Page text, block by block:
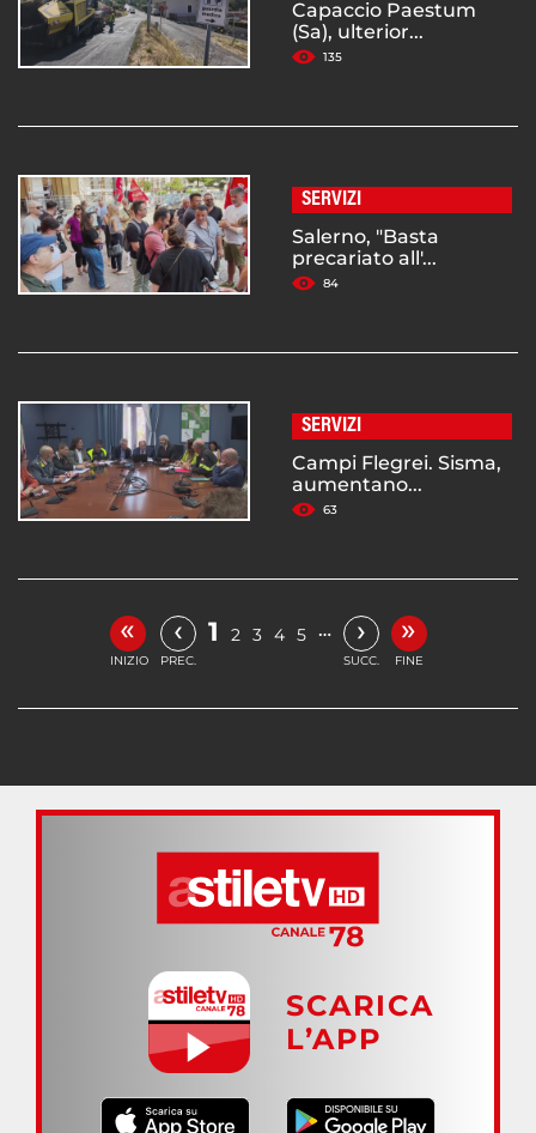
Capaccio Paestum
(Sa), ulterior...
135
SERVIZI
Salerno, "Basta
precariato all'...
84
SERVIZI
Campi Flegrei. Sisma,
aumentano...
63
«
INIZIO
‹
PREC.
1 2 3 4 5 … ›
SUCC.
»
FINE
SCARICA
L’APP